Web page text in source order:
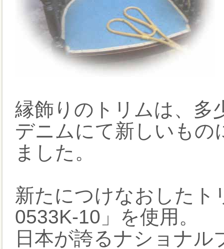
縁飾りのトリムは、多
デニムにて新しいもの
ました。
新たにつけなおした
0533K-10」を使用。
日本が誇るナショナ